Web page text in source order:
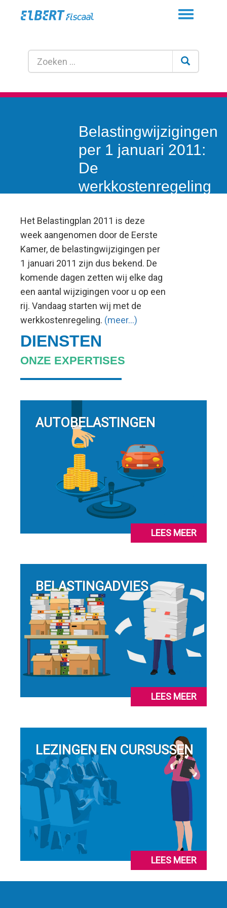
Toggle
Belastingwijzigingen
per 1 januari 2011:
De
werkkostenregeling
Het Belastingplan 2011 is deze
week aangenomen door de Eerste
Kamer, de belastingwijzigingen per
1 januari 2011 zijn dus bekend. De
komende dagen zetten wij elke dag
een aantal wijzigingen voor u op een
rij. Vandaag starten wij met de
werkkostenregeling. (meer…)
DIENSTEN
ONZE EXPERTISES
AUTOBELASTINGEN
LEES MEER
BELASTINGADVIES
LEES MEER
LEZINGEN EN CURSUSSEN
LEES MEER